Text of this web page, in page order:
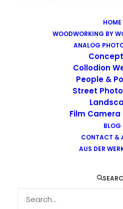
HOME
WOODWORKING BY
ANALOG
Collodion
People &
Street
Film Camera
BLOG
CONTACT &
AUS DER
Images
Images tagged "still"